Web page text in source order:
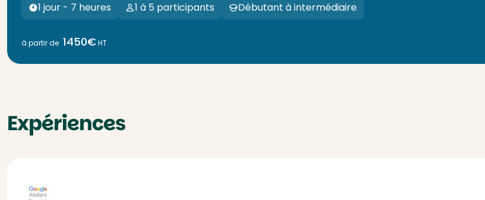
1 jour - 7 heures 1 à 5 participants Débutant à intermédiaire
à partir de 1450€HT
Expériences